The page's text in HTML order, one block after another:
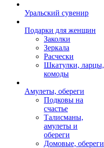
Уральский сувенир
Подарки для женщин
Заколки
Зеркала
Расчески
Шкатулки, ларцы,
комоды
Амулеты, обереги
Подковы на
счастье
Талисманы,
амулеты и
обереги
Домовые, обереги